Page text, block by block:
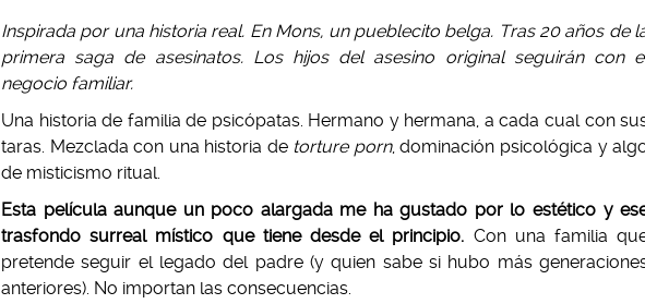
Inspirada por una historia real. En Mons, un pueblecito belga. Tras 20 años de
primera saga de asesinatos. Los hijos del asesino original seguirán con
negocio familiar.
Una historia de familia de psicópatas. Hermano y hermana, a cada cual con
taras. Mezclada con una historia de torture porn, dominación psicológica y
de misticismo ritual.
Esta película aunque un poco alargada me ha gustado por lo estético y
trasfondo surreal místico que tiene desde el principio. Con una familia
pretende seguir el legado del padre (y quien sabe si hubo más
anteriores). No importan las consecuencias.